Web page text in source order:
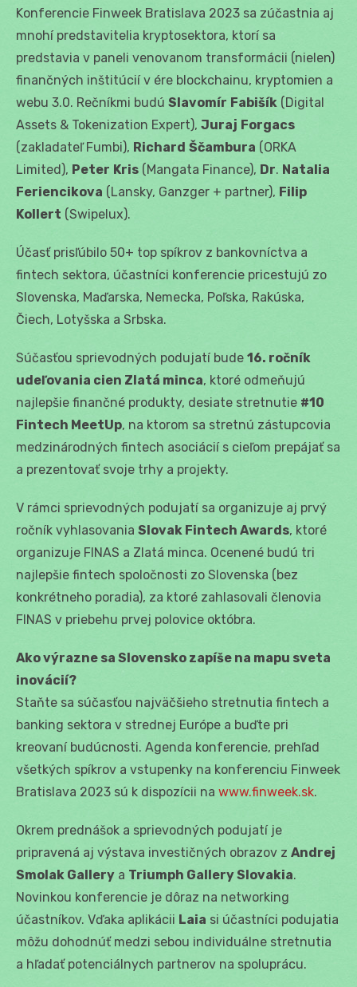
Konferencie Finweek Bratislava 2023 sa zúčastnia aj
mnohí predstavitelia kryptosektora, ktorí sa
predstavia v paneli venovanom transformácii (nielen)
finančných inštitúcií v ére blockchainu, kryptomien a
webu 3.0. Rečníkmi budú Slavomír Fabišík (Digital
Assets & Tokenization Expert), Juraj Forgacs
(zakladateľ Fumbi), Richard Ščambura (ORKA
Limited), Peter Kris (Mangata Finance), Dr. Natalia
Feriencikova (Lansky, Ganzger + partner), Filip
Kollert (Swipelux).
Účasť prisľúbilo 50+ top spíkrov z bankovníctva a
fintech sektora, účastníci konferencie pricestujú zo
Slovenska, Maďarska, Nemecka, Poľska, Rakúska,
Čiech, Lotyšska a Srbska.
Súčasťou sprievodných podujatí bude 16. ročník
udeľovania cien Zlatá minca, ktoré odmeňujú
najlepšie finančné produkty, desiate stretnutie #10
Fintech MeetUp, na ktorom sa stretnú zástupcovia
medzinárodných fintech asociácií s cieľom prepájať sa
a prezentovať svoje trhy a projekty.
V rámci sprievodných podujatí sa organizuje aj prvý
ročník vyhlasovania Slovak Fintech Awards, ktoré
organizuje FINAS a Zlatá minca. Ocenené budú tri
najlepšie fintech spoločnosti zo Slovenska (bez
konkrétneho poradia), za ktoré zahlasovali členovia
FINAS v priebehu prvej polovice októbra.
Ako výrazne sa Slovensko zapíše na mapu sveta
inovácií?
Staňte sa súčasťou najväčšieho stretnutia fintech a
banking sektora v strednej Európe a buďte pri
kreovaní budúcnosti. Agenda konferencie, prehľad
všetkých spíkrov a vstupenky na konferenciu Finweek
Bratislava 2023 sú k dispozícii na www.finweek.sk.
Okrem prednášok a sprievodných podujatí je
pripravená aj výstava investičných obrazov z Andrej
Smolak Gallery a Triumph Gallery Slovakia.
Novinkou konferencie je dôraz na networking
účastníkov. Vďaka aplikácii Laia si účastníci podujatia
môžu dohodnúť medzi sebou individuálne stretnutia
a hľadať potenciálnych partnerov na spoluprácu.